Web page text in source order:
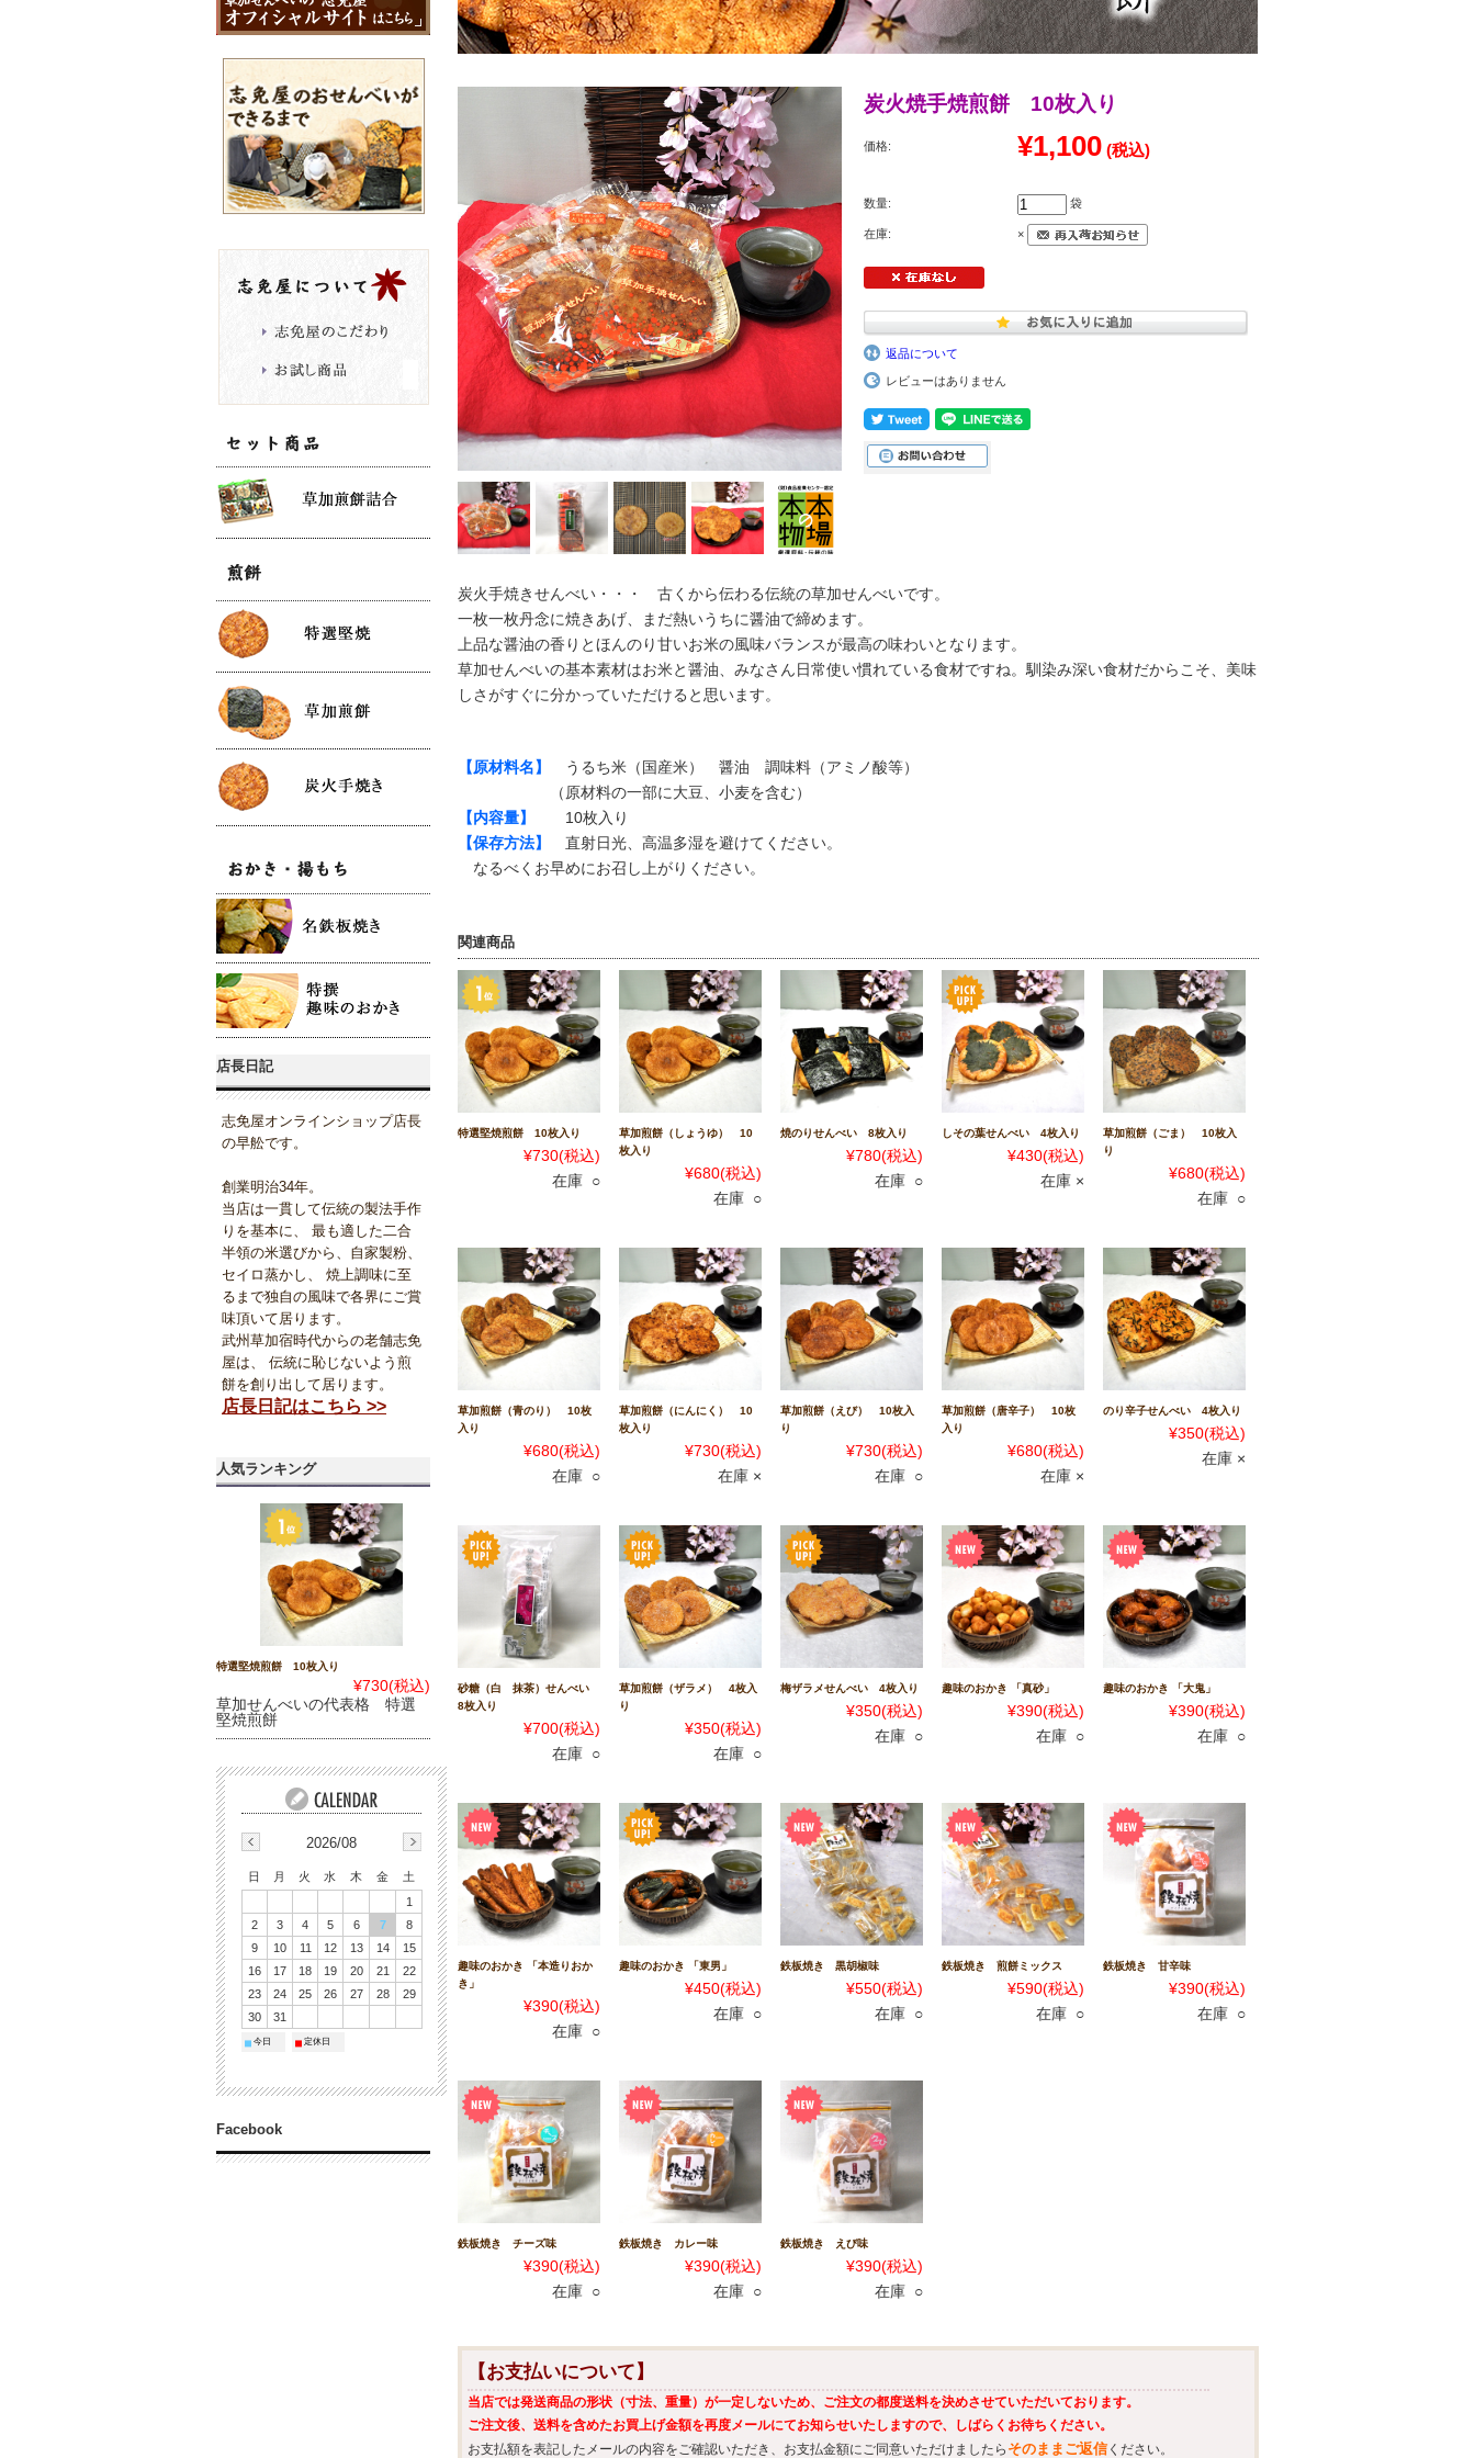
炭火焼手焼煎餅 10枚入り
価格: ¥1,100 (税込)
数量: 袋
在庫: ×
返品について
レビューはありません
炭火手焼きせんべい・・・ 古くから伝わる伝統の草加せんべいです。
一枚一枚丹念に焼きあげ、まだ熱いうちに醤油で締めます。
上品な醤油の香りとほんのり甘いお米の風味バランスが最高の味わいとなります。
草加せんべいの基本素材はお米と醤油、みなさん日常使い慣れている食材ですね。馴染み深い食材だからこそ、美味
しさがすぐに分かっていただけると思います。
【原材料名】
うるち米（国産米） 醤油 調味料（アミノ酸等）
（原材料の一部に大豆、小麦を含む）
【内容量】
10枚入り
【保存方法】
直射日光、高温多湿を避けてください。
なるべくお早めにお召し上がりください。
関連商品
特選堅焼煎餅 10枚入り
¥730(税込)
在庫 ○
草加煎餅（しょうゆ） 10
枚入り
¥680(税込)
在庫 ○
焼のりせんべい 8枚入り
¥780(税込)
在庫 ○
しその葉せんべい 4枚入り
¥430(税込)
在庫 ×
草加煎餅（ごま） 10枚入
り
¥680(税込)
在庫 ○
草加煎餅（青のり） 10枚
入り
¥680(税込)
在庫 ○
草加煎餅（にんにく） 10
枚入り
¥730(税込)
在庫 ×
草加煎餅（えび） 10枚入
り
¥730(税込)
在庫 ○
草加煎餅（唐辛子） 10枚
入り
¥680(税込)
在庫 ×
のり辛子せんべい 4枚入り
¥350(税込)
在庫 ×
砂糖（白 抹茶）せんべい
8枚入り
¥700(税込)
在庫 ○
草加煎餅（ザラメ） 4枚入
り
¥350(税込)
在庫 ○
梅ザラメせんべい 4枚入り
¥350(税込)
在庫 ○
趣味のおかき 「真砂」
¥390(税込)
在庫 ○
趣味のおかき 「大鬼」
¥390(税込)
在庫 ○
趣味のおかき 「本造りおか
き」
¥390(税込)
在庫 ○
趣味のおかき 「東男」
¥450(税込)
在庫 ○
鉄板焼き 黒胡椒味
¥550(税込)
在庫 ○
鉄板焼き 煎餅ミックス
¥590(税込)
在庫 ○
鉄板焼き 甘辛味
¥390(税込)
在庫 ○
鉄板焼き チーズ味
¥390(税込)
在庫 ○
鉄板焼き カレー味
¥390(税込)
在庫 ○
鉄板焼き えび味
¥390(税込)
在庫 ○
【お支払いについて】
当店では発送商品の形状（寸法、重量）が一定しないため、ご注文の都度送料を決めさせていただいております。
ご注文後、送料を含めたお買上げ金額を再度メールにてお知らせいたしますので、しばらくお待ちください。
お支払額を表記したメールの内容をご確認いただき、お支払金額にご同意いただけましたら そのままご返信 ください。
店長日記
志免屋オンラインショップ店長
の早舩です。
創業明治34年。
当店は一貫して伝統の製法手作
りを基本に、 最も適した二合
半領の米選びから、自家製粉、
セイロ蒸かし、 焼上調味に至
るまで独自の風味で各界にご賞
味頂いて居ります。
武州草加宿時代からの老舗志免
屋は、 伝統に恥じないよう煎
餅を創り出して居ります。
店長日記はこちら >>
人気ランキング
特選堅焼煎餅 10枚入り
¥730(税込)
草加せんべいの代表格 特選
堅焼煎餅
2026/08
日 月 火 水 木 金
土
1
2
3 4 5 6 7
8
9
10 11 12 13 14
15
16
17 18 19 20 21
22
23
24 25 26 27 28
29
30
31
■ 今日 ■ 定休日
Facebook